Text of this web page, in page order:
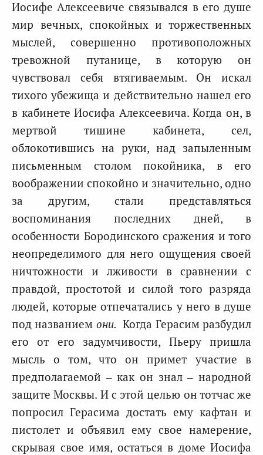
Иосифе Алексеевиче связывался в его душе
мир вечных, спокойных и торжественных
мыслей, совершенно противоположных
тревожной путанице, в которую он
чувствовал себя втягиваемым. Он искал
тихого убежища и действительно нашел его
в кабинете Иосифа Алексеевича. Когда он, в
мертвой тишине кабинета, сел,
облокотившись на руки, над запыленным
письменным столом покойника, в его
воображении спокойно и значительно, одно
за другим, стали представляться
воспоминания последних дней, в
особенности Бородинского сражения и того
неопределимого для него ощущения своей
ничтожности и лживости в сравнении с
правдой, простотой и силой того разряда
людей, которые отпечатались у него в душе
под названием они. Когда Герасим разбудил
его от его задумчивости, Пьеру пришла
мысль о том, что он примет участие в
предполагаемой – как он знал – народной
защите Москвы. И с этой целью он тотчас же
попросил Герасима достать ему кафтан и
пистолет и объявил ему свое намерение,
скрывая свое имя, остаться в доме Иосифа